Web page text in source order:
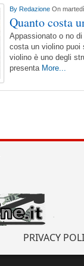
By Redazione On
Quanto costa
Appassionato o no
costa un violino puoi
violino è uno degli
presenta More...
PRIVACY